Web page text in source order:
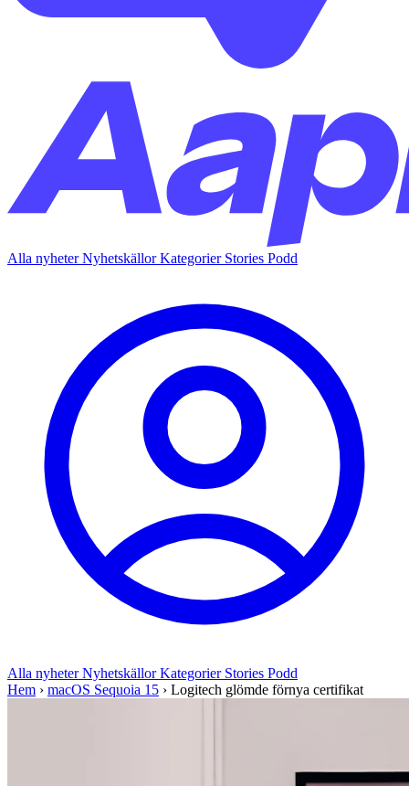
Alla nyheterNyhetskällorKategorier Stories Podd
Alla nyheterNyhetskällorKategorier Stories Podd
Hem › macOS Sequoia 15 › Logitech glömde förnya certifikat